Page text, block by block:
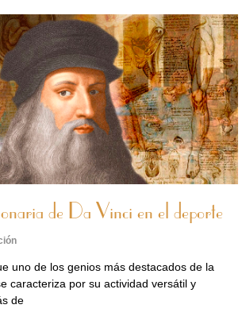
de Da Vinci en el deporte
uno de los genios más destacados de la
caracteriza por su actividad versátil y
de